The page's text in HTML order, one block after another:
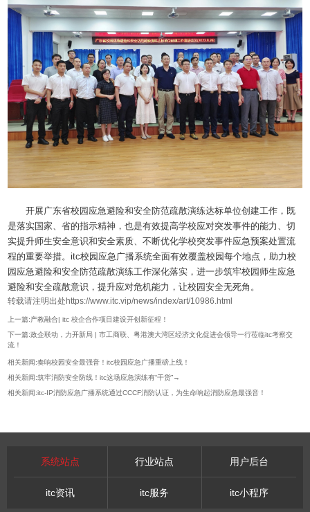
开展广东省校园应急避险和安全防范疏散演练达标单位创建工作，既
是落实国家、省的指示精神，也是有效提高学校应对突发事件的能力、切
实提升师生安全意识和安全素质、不断优化学校突发事件应急预案处置流
程的重要举措。itc校园应急广播系统全面有效覆盖校园每个地点，助力校
园应急避险和安全防范疏散演练工作深化落实，进一步筑牢校园师生应急
避险和安全疏散意识，提升应对危机能力，让校园安全无死角。
转载请注明出处https://www.itc.vip/news/index/art/10986.html
上一篇:产教融合| itc 校企合作项目建设开创新征程！
下一篇:政企联动，力开新局 | 市工商联、粤港澳大湾区经济文化促进会领导一行莅临itc考察交
流！
相关新闻:奏响校园安全最强音！itc校园应急广播重磅上线！
相关新闻:筑牢消防安全防线！itc这场应急演练有“干货”→
相关新闻:itc-IP消防应急广播系统通过CCCF消防认证，为生命响起消防应急最强音！
系统站点 行业站点 用户后台
itc资讯 itc服务 itc小程序